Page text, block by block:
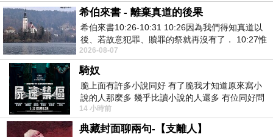
列車總共規劃有三條路線,我們這次搭乘的區間車
是由桃太郎的故鄉岡山開往瀨戶內海的門戶-宇野
希伯來書 - 離棄真道的後果
希伯來書10:26-10:31 10:26因為我們得知真道以
後、若故意犯罪、贖罪的祭就再沒有了． 10:27惟
有戰懼等候審判和那燒滅眾敵人的烈火
2026-08-07
騎奴
脆上面有許多小說同好 有了脆我才知道原來寫小
說的人那麼多 幾乎比讀小說的人還多 有位同好問
了一個問題 她說為什麼高中文學獎的
14 小時前
典藏封面聊兩句-【支離人】